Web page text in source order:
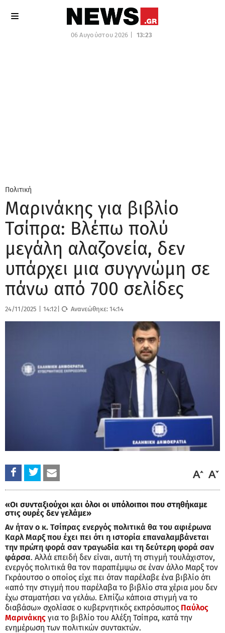
06 Αυγούστου 2026 | 13:23
Πολιτική
Μαρινάκης για βιβλίο
Τσίπρα: Βλέπω πολύ
μεγάλη αλαζονεία, δεν
υπάρχει μια συγγνώμη σε
πάνω από 700 σελίδες
24/11/2025 14:12 Ανανεώθηκε:14:14
«Οι συνταξιούχοι και όλοι οι υπόλοιποι που στηθήκαμε
στις ουρές δεν γελάμε»
Αν ήταν ο κ. Τσίπρας ενεργός πολιτικά θα του αφιέρωνα
Καρλ Μαρξ που έχει πει ότι η ιστορία επαναλαμβάνεται
την πρώτη φορά σαν τραγωδία και τη δεύτερη φορά σαν
φάρσα. Αλλά επειδή δεν είναι, αυτή τη στιγμή τουλάχιστον,
ενεργός πολιτικά θα τον παραπέμψω σε έναν άλλο Μαρξ τον
Γκράουτσο ο οποίος είχε πει όταν παρέλαβε ένα βιβλίο ότι
«από την στιγμή που παρέλαβα το βιβλίο στα χέρια μου δεν
έχω σταματήσει να γελάω. Ελπίζω κάποια στιγμή να το
διαβάσω» σχολίασε ο κυβερνητικός εκπρόσωπος Παύλος
Μαρινάκης για το βιβλίο του Αλέξη Τσίπρα, κατά την
ενημέρωση των πολιτικών συντακτών.